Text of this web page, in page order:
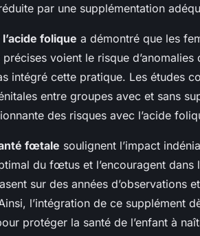
par une supplémentation
folique a démontré que les
voient le risque
intégré cette pratique. Les études
entre groupes avec et sans
des risques avec l’acide
fœtale soulignent l’impact
du fœtus et l’encouragent dans
sur des années d’observations
l’intégration de ce supplément
protéger la santé de l’enfant à